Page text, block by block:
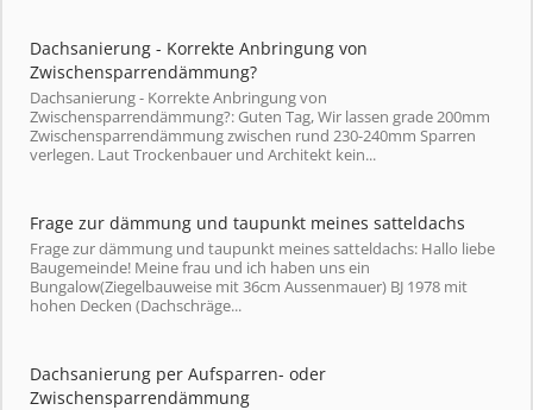
Dachsanierung - Korrekte Anbringung von
Zwischensparrendämmung?
Dachsanierung - Korrekte Anbringung von
Zwischensparrendämmung?: Guten Tag, Wir lassen grade 200mm
Zwischensparrendämmung zwischen rund 230-240mm Sparren
verlegen. Laut Trockenbauer und Architekt kein...
Frage zur dämmung und taupunkt meines satteldachs
Frage zur dämmung und taupunkt meines satteldachs: Hallo liebe
Baugemeinde! Meine frau und ich haben uns ein
Bungalow(Ziegelbauweise mit 36cm Aussenmauer) BJ 1978 mit
hohen Decken (Dachschräge...
Dachsanierung per Aufsparren- oder
Zwischensparrendämmung